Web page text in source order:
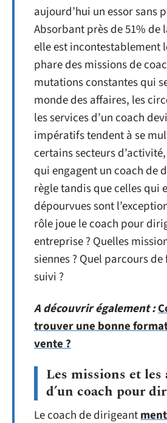
aujourd’hui un essor sans
Absorbant près de 51% de
elle est incontestablement
phare des missions de
mutations constantes qui
monde des affaires, les
les services d’un coach
impératifs tendent à se
certains secteurs
qui engagent un coach de
règle tandis que celles qui
dépourvues sont
rôle joue le coach pour
entreprise ? Quelles
siennes ? Quel parcours
suivi ?
A découvrir également :
trouver une bonne
vente ?
Les missions et
d’un coach pour
Le coach de dirigeant